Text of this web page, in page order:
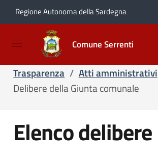
Salta e vai al contenuto
Salta e vai al footer
Regione Autonoma della Sardegna
Comune Serrenti
/ Servizi
Trasparenza / Atti amministrativi
Delibere della Giunta comunale
Elenco delibere